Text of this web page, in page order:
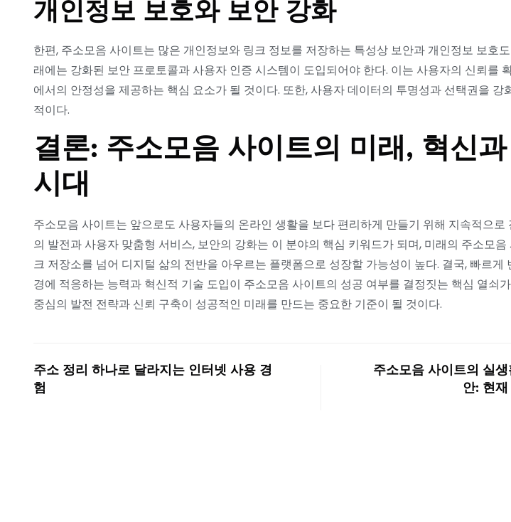
개인정보 보호와 보안 강화
한편, 주소모음 사이트는 많은 개인정보와 링크 정보를 저장하는 특성상 보안과 개인정보 보호
래에는 강화된 보안 프로토콜과 사용자 인증 시스템이 도입되어야 한다. 이는 사용자의 신뢰를
에서의 안정성을 제공하는 핵심 요소가 될 것이다. 또한, 사용자 데이터의 투명성과 선택권을 강
적이다.
결론: 주소모음 사이트의 미래, 혁신과
시대
주소모음 사이트는 앞으로도 사용자들의 온라인 생활을 보다 편리하게 만들기 위해 지속적으로
의 발전과 사용자 맞춤형 서비스, 보안의 강화는 이 분야의 핵심 키워드가 되며, 미래의 주소모음
크 저장소를 넘어 디지털 삶의 전반을 아우르는 플랫폼으로 성장할 가능성이 높다. 결국, 빠르게
경에 적응하는 능력과 혁신적 기술 도입이 주소모음 사이트의 성공 여부를 결정짓는 핵심 열쇠
중심의 발전 전략과 신뢰 구축이 성공적인 미래를 만드는 중요한 기준이 될 것이다.
주소 정리 하나로 달라지는 인터넷 사용 경
험
주소모음 사이트의 실
안: 현